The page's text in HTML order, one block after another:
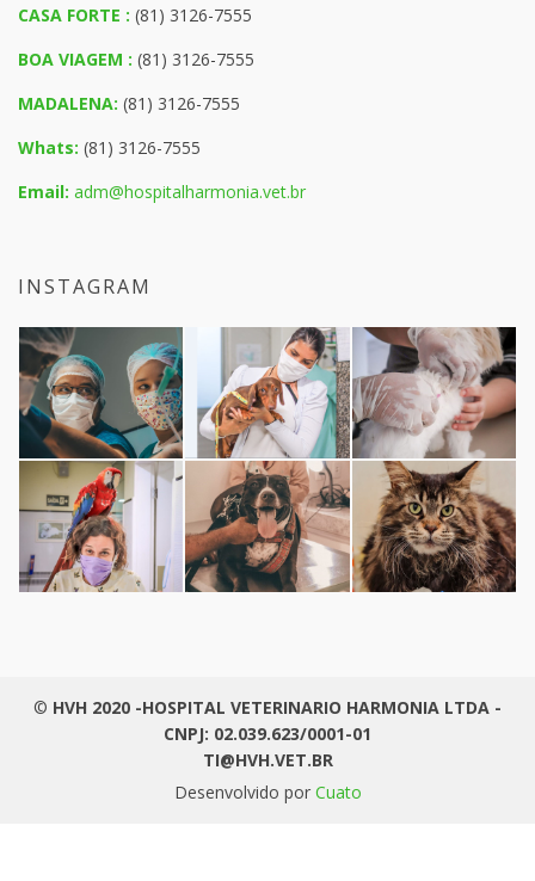
CASA FORTE : (81) 3126-7555
BOA VIAGEM : (81) 3126-7555
MADALENA: (81) 3126-7555
Whats: (81) 3126-7555
Email: adm@hospitalharmonia.vet.br
INSTAGRAM
© HVH 2020 -HOSPITAL VETERINARIO HARMONIA LTDA -
CNPJ: 02.039.623/0001-01
TI@HVH.VET.BR
Desenvolvido porCuato